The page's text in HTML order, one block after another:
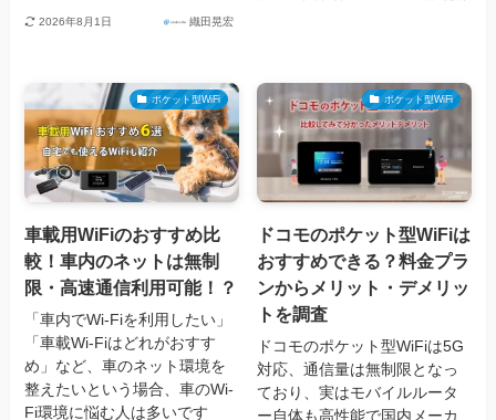
2026年8月1日 織田晃宏
ポケット型WiFi
車載用WiFiのおすすめ比
較！車内のネットは無制
限・高速通信利用可能！？
「車内でWi-Fiを利用したい」
「車載Wi-Fiはどれがおすす
め」など、車のネット環境を
整えたいという場合、車のWi-
Fi環境に悩む人は多いです
ポケット型WiFi
ドコモのポケット型WiFiは
おすすめできる？料金プラ
ンからメリット・デメリッ
トを調査
ドコモのポケット型WiFiは5G
対応、通信量は無制限となっ
ており、実はモバイルルータ
ー自体も高性能で国内メーカ